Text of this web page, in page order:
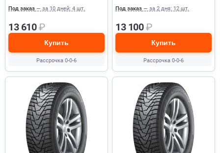
Под заказ — за 10 дней: 4 шт.
13 610₽
Купить
Рассрочка 0-0-6
Под заказ — за 2 дня: 12 шт.
13 100₽
Купить
Рассрочка 0-0-6